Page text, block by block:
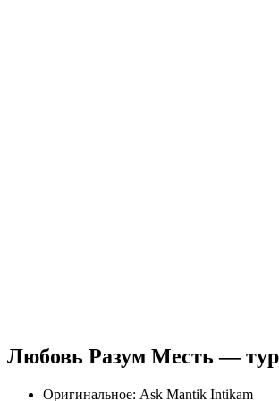
Любовь Разум Месть —
Оригинальное: Ask Mantik Intikam